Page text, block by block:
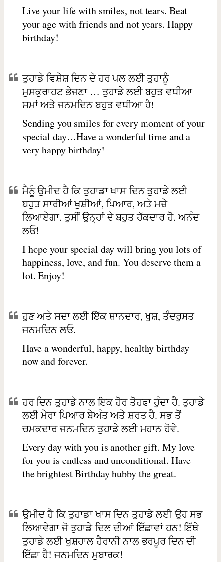
Live your life with smiles, not tears. Beat
your age with friends and not years. Happy
birthday!
ਤੁਹਾਡੇ ਵਿਸ਼ੇਸ਼ ਦਿਨ ਦੇ ਹਰ ਪਲ ਲਈ ਤੁਹਾਨੂੰ
ਮੁਸਕੁਰਾਹਟ ਭੇਜਣਾ … ਤੁਹਾਡੇ ਲਈ ਬਹੁਤ ਵਧੀਆ
ਸਮਾਂ ਅਤੇ ਜਨਮਦਿਨ ਬਹੁਤ ਵਧੀਆ ਹੈ!
Sending you smiles for every moment of your
special day…Have a wonderful time and a
very happy birthday!
ਮੈਨੂੰ ਉਮੀਦ ਹੈ ਕਿ ਤੁਹਾਡਾ ਖਾਸ ਦਿਨ ਤੁਹਾਡੇ ਲਈ
ਬਹੁਤ ਸਾਰੀਆਂ ਖੁਸ਼ੀਆਂ, ਪਿਆਰ, ਅਤੇ ਮਜ਼ੇ
ਲਿਆਏਗਾ. ਤੁਸੀਂ ਉਨ੍ਹਾਂ ਦੇ ਬਹੁਤ ਹੱਕਦਾਰ ਹੋ. ਅਨੰਦ
ਲਓ!
I hope your special day will bring you lots of
happiness, love, and fun. You deserve them a
lot. Enjoy!
ਹੁਣ ਅਤੇ ਸਦਾ ਲਈ ਇੱਕ ਸ਼ਾਨਦਾਰ, ਖੁਸ਼, ਤੰਦਰੁਸਤ
ਜਨਮਦਿਨ ਲਓ.
Have a wonderful, happy, healthy birthday
now and forever.
ਹਰ ਦਿਨ ਤੁਹਾਡੇ ਨਾਲ ਇਕ ਹੋਰ ਤੋਹਫਾ ਹੁੰਦਾ ਹੈ. ਤੁਹਾਡੇ
ਲਈ ਮੇਰਾ ਪਿਆਰ ਬੇਅੰਤ ਅਤੇ ਸ਼ਰਤ ਹੈ. ਸਭ ਤੋਂ
ਚਮਕਦਾਰ ਜਨਮਦਿਨ ਤੁਹਾਡੇ ਲਈ ਮਹਾਨ ਹੋਵੇ.
Every day with you is another gift. My love
for you is endless and unconditional. Have
the brightest Birthday hubby the great.
ਉਮੀਦ ਹੈ ਕਿ ਤੁਹਾਡਾ ਖਾਸ ਦਿਨ ਤੁਹਾਡੇ ਲਈ ਉਹ ਸਭ
ਲਿਆਵੇਗਾ ਜੋ ਤੁਹਾਡੇ ਦਿਲ ਦੀਆਂ ਇੱਛਾਵਾਂ ਹਨ! ਇੱਥੇ
ਤੁਹਾਡੇ ਲਈ ਖੁਸ਼ਹਾਲ ਹੈਰਾਨੀ ਨਾਲ ਭਰਪੂਰ ਦਿਨ ਦੀ
ਇੱਛਾ ਹੈ! ਜਨਮਦਿਨ ਮੁਬਾਰਕ!